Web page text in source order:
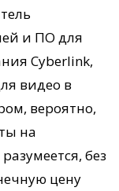
и ПО для
Cyberlink,
видео в
вероятно,
на
без
цену